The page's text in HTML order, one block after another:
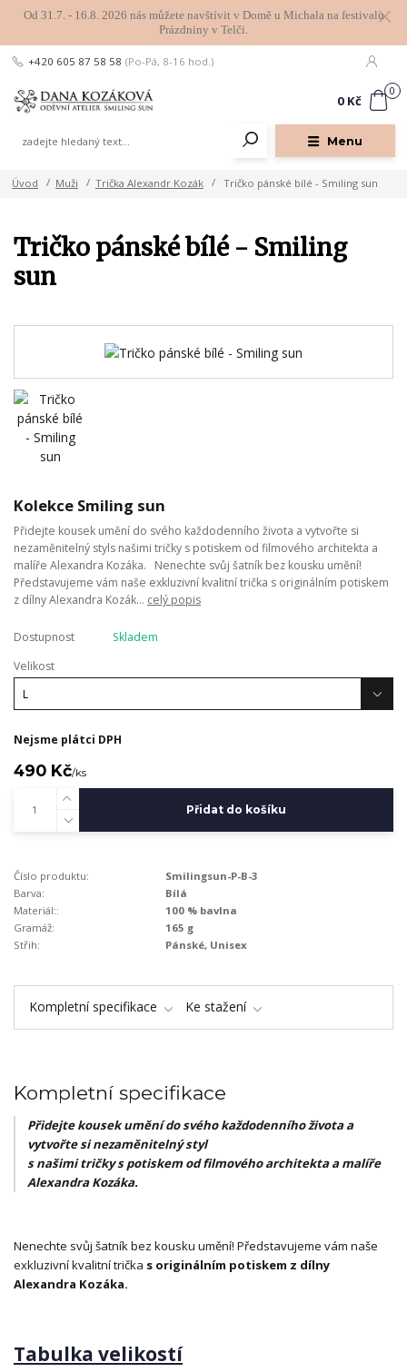
Od 31.7. - 16.8. 2026 nás můžete navštívit v Domě u Michala na festivalu
Prázdniny v Telči.
Menu
+420 605 87 58 58 (Po-Pá, 8-16 hod.)
0
0 Kč
Úvod Muži Trička Alexandr Kozák Tričko pánské bílé - Smiling sun
Tričko pánské bílé - Smiling
sun
Kolekce Smiling sun
Přidejte kousek umění do svého každodenního života a vytvořte si
nezaměnitelný styls našimi tričky s potiskem od filmového architekta a
malíře Alexandra Kozáka. Nenechte svůj šatník bez kousku umění!
Představujeme vám naše exkluzivní kvalitní trička s originálním potiskem
z dílny Alexandra Kozák... celý popis
Dostupnost
Skladem
Velikost
Nejsme plátci DPH
490 Kč/ks
Přidat do košíku
Číslo produktu:
Smilingsun-P-B-3
Barva:
Bílá
Materiál::
100 % bavlna
Gramáž:
165 g
Střih:
Pánské, Unisex
Kompletní specifikace Ke stažení
Kompletní specifikace
Přidejte kousek umění do svého každodenního života a
vytvořte si nezaměnitelný styl
s našimi tričky s potiskem od filmového architekta a malíře
Alexandra Kozáka.
Nenechte svůj šatník bez kousku umění! Představujeme vám naše
exkluzivní kvalitní trička s originálním potiskem z dílny
Alexandra Kozáka.
Tabulka velikostí